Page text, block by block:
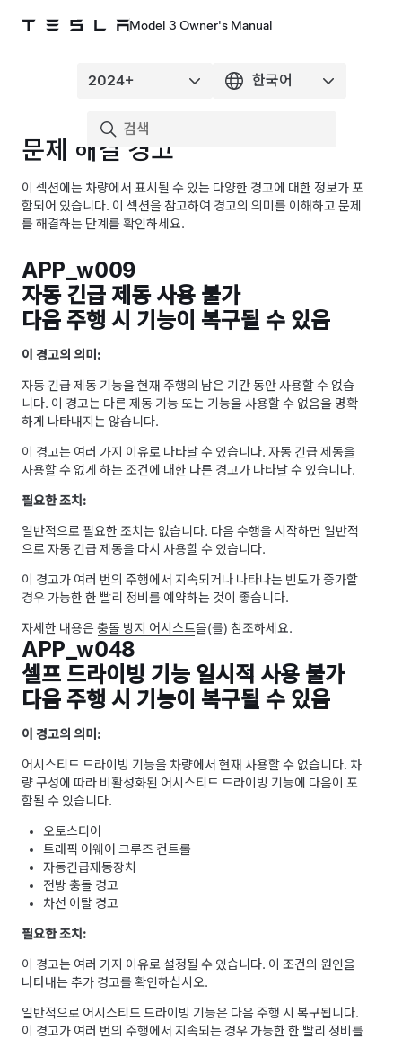
Model 3 Owner's Manual
문제 해결 경고
이 섹션에는 차량에서 표시될 수 있는 다양한 경고에 대한 정보가 포
함되어 있습니다. 이 섹션을 참고하여 경고의 의미를 이해하고 문제
를 해결하는 단계를 확인하세요.
APP_w009
자동 긴급 제동 사용 불가
다음 주행 시 기능이 복구될 수 있음
이 경고의 의미:
자동 긴급 제동 기능을 현재 주행의 남은 기간 동안 사용할 수 없습
니다. 이 경고는 다른 제동 기능 또는 기능을 사용할 수 없음을 명확
하게 나타내지는 않습니다.
이 경고는 여러 가지 이유로 나타날 수 있습니다. 자동 긴급 제동을
사용할 수 없게 하는 조건에 대한 다른 경고가 나타날 수 있습니다.
필요한 조치:
일반적으로 필요한 조치는 없습니다. 다음 수행을 시작하면 일반적
으로 자동 긴급 제동을 다시 사용할 수 있습니다.
이 경고가 여러 번의 주행에서 지속되거나 나타나는 빈도가 증가할
경우 가능한 한 빨리 정비를 예약하는 것이 좋습니다.
자세한 내용은충돌 방지 어시스트을(를) 참조하세요.
APP_w048
셀프 드라이빙 기능 일시적 사용 불가
다음 주행 시 기능이 복구될 수 있음
이 경고의 의미:
어시스티드 드라이빙 기능을 차량에서 현재 사용할 수 없습니다. 차
량 구성에 따라 비활성화된 어시스티드 드라이빙 기능에 다음이 포
함될 수 있습니다.
오토스티어
트래픽 어웨어 크루즈 컨트롤
자동긴급제동장치
전방 충돌 경고
차선 이탈 경고
필요한 조치:
이 경고는 여러 가지 이유로 설정될 수 있습니다. 이 조건의 원인을
나타내는 추가 경고를 확인하십시오.
일반적으로 어시스티드 드라이빙 기능은 다음 주행 시 복구됩니다.
이 경고가 여러 번의 주행에서 지속되는 경우 가능한 한 빨리 정비를